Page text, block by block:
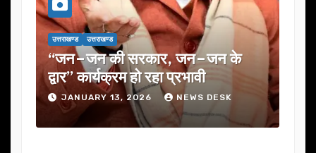
जन–जन के
NEWS DESK
उत्तराखण्ड उत्तराखण्ड
यूजेवीएन लिमिटेड की 132वीं बोर्ड
में कई अहम प्रस्तावों को मंजूरी
JANUARY 13, 2026 NEWS DESK